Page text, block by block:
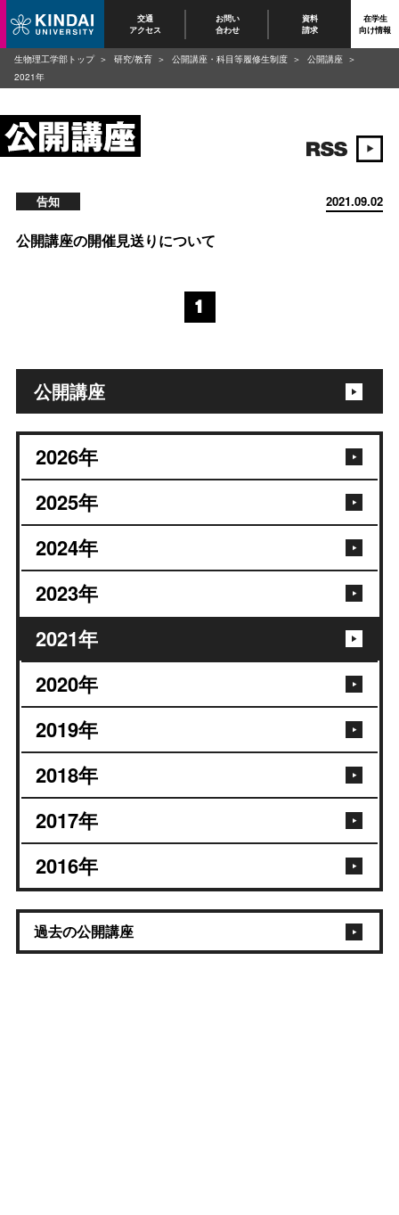
交通
アクセス
お問い
合わせ
資料
請求
在学生
向け情報
公開講座
2026年
2025年
2024年
2023年
2021年
2020年
2019年
2018年
2017年
2016年
過去の公開講座
2021.09.02
告知
公開講座の開催見送りについて
1
生物理工学部トップ 研究/教育 公開講座・科目等履修生制度
公開講座
2021年